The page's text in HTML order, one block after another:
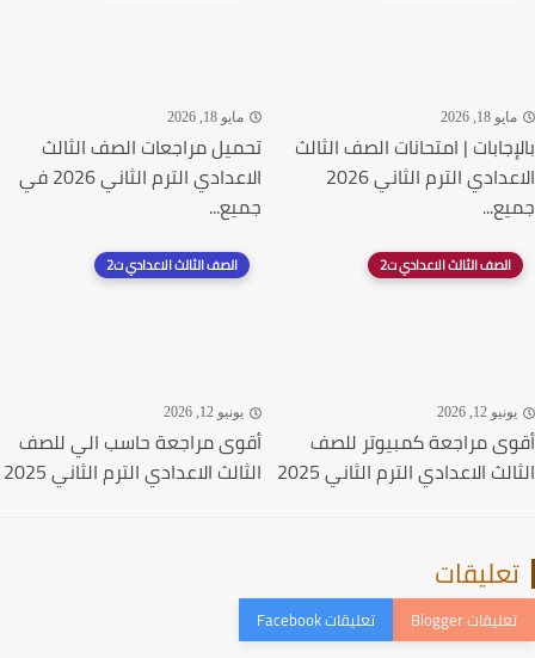
18, 2026
| امتحانات الصف الثالث
الاعدادي الترم الثاني 2026
مايو 18, 2026
تحميل مراجعات الصف الثالث
الاعدادي الترم الثاني 2026 في
جميع...
الصف الثالث الاعدادي ت2
12, 2026
مراجعة كمبيوتر للصف
الاعدادي الترم الثاني 2025
الصف الثالث الاعدادي ت2
يونيو 12, 2026
أقوى مراجعة حاسب الي للصف
الثالث الاعدادي الترم الثاني 2025